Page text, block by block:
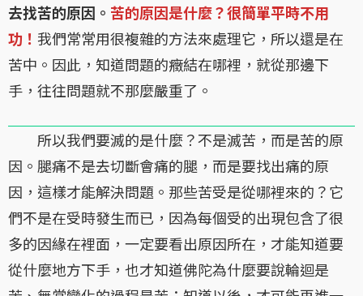
去找苦的原因。 苦的原因是什麼？很簡單平時不用
功！ 我們常常用很複雜的方法來處理它，所以還是在
苦中。因此，知道問題的癥結在哪裡，就從那邊下
手，往往問題就不那麼嚴重了。
所以我們要滅的是什麼？不是滅苦，而是苦的原
因。腿痛不是去切斷會痛的腿，而是要找出痛的原
因，這樣才能解決問題。那些苦受是從哪裡來的？它
們不是在受時發生而已，因為每個受的出現包含了很
多的因緣在裡面，一定要看出原因所在，才能知道要
從什麼地方下手，也才知道佛陀為什麼要說輪迴是